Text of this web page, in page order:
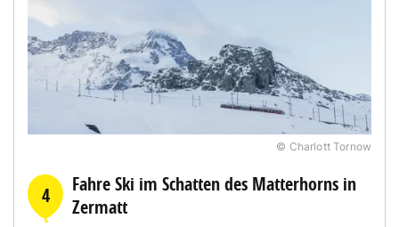
© Charlott Tornow
4
Fahre Ski im Schatten des Matterhorns in
Zermatt